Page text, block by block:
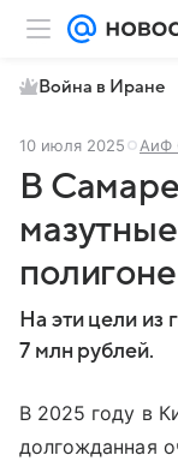
Война в Иране
10 июля 2025 АиФ
В
На эти цели из
7 млн рублей.
В 2025 году в
долгожданная